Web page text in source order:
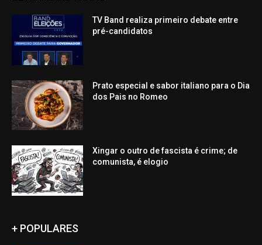
TV Band realiza primeiro debate entre
pré-candidatos
Prato especial e sabor italiano para o Dia
dos Pais no Romeo
Xingar o outro de fascista é crime; de
comunista, é elogio
+ POPULARES